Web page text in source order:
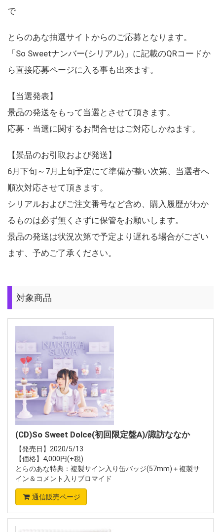
で
とらのあな抽選サイトからのご応募となります。
「So Sweetナンバー(シリアル)」に記載のQRコードか
ら直接応募ページに入る事も出来ます。
【当選発表】
景品の発送をもって当選とさせて頂きます。
応募・当選に関するお問合せはご対応しかねます。
【景品のお引取および発送】
6月下旬～7月上旬予定にて準備が整い次第、当選者へ
順次対応させて頂きます。
シリアルおよびご注文番号など含め、購入履歴がわか
るものは必ず無くさずに保管をお願いします。
景品の発送は状況次第で予定より遅れる場合がござい
ます、予めご了承ください。
対象商品
(CD)So Sweet Dolce(初回限定盤A)/諏訪ななか
【発売日】2020/5/13
【価格】4,000円(+税)
とらのあな特典：複製サイン入り缶バッジ(57mm)＋複製サ
イン＆コメント入りブロマイド
通信販売ページ